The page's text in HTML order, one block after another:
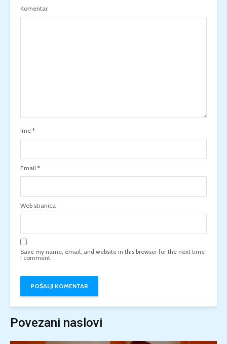
Komentar
Ime *
Email *
Web stranica
Save my name, email, and website in this browser for the next time
I comment.
Povezani naslovi